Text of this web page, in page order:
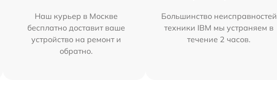
Наш курьер в Москве
бесплатно доставит ваше
устройство на ремонт и
обратно.
Большинство неисправностей
техники IBM мы устраняем в
течение 2 часов.